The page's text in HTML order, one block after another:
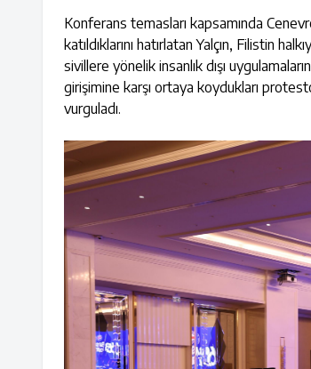
Konferans temasları kapsamında
katıldıklarını hatırlatan Yalçın, Filistin
sivillere yönelik insanlık dışı
girişimine karşı ortaya koydukları
vurguladı.